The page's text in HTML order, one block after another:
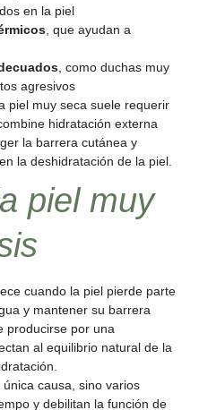
en la piel
, que ayudan a
, como duchas muy
agresivos
piel muy seca suele requerir
hidratación externa
la barrera cutánea y
la deshidratación de la piel.
piel muy
cuando la piel pierde parte
y mantener su barrera
producirse por una
al equilibrio natural de la
causa, sino varios
y debilitan la función de